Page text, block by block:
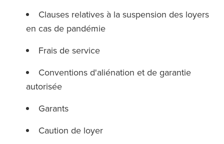
Clauses relatives à la suspension des loyers
en cas de pandémie
Frais de service
Conventions d'aliénation et de garantie
autorisée
Garants
Caution de loyer